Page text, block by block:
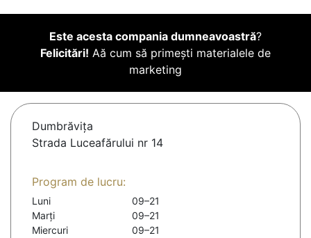
Este acesta compania dumneavoastră?
Felicitări! Aă cum să primești materialele de
marketing
Dumbrăviţa
Strada Luceafărului nr 14
Program de lucru:
Luni
09–21
Marți
09–21
Miercuri
09–21